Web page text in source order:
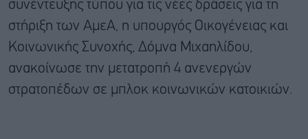
συνέντευξης τύπου για τις νέες δράσεις για τη
στήριξη των ΑμεΑ, η υπουργός Οικογένειας και
Κοινωνικής Συνοχής, Δόμνα Μιχαηλίδου,
ανακοίνωσε την μετατροπή 4 ανενεργών
στρατοπέδων σε μπλοκ κοινωνικών κατοικιών.